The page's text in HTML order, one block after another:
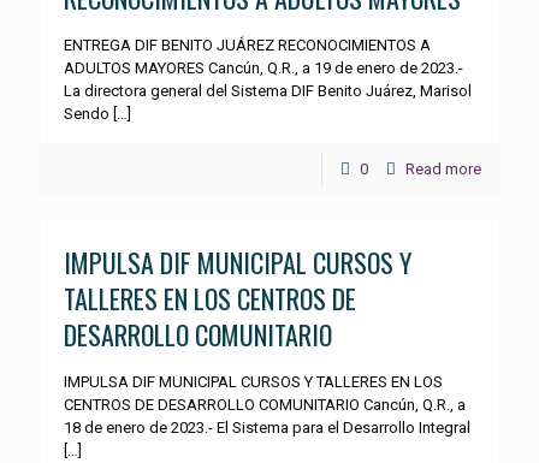
ENTREGA DIF BENITO JUÁREZ RECONOCIMIENTOS A
ADULTOS MAYORES Cancún, Q.R., a 19 de enero de 2023.-
La directora general del Sistema DIF Benito Juárez, Marisol
Sendo […]
0 Read more
IMPULSA DIF MUNICIPAL CURSOS Y
TALLERES EN LOS CENTROS DE
DESARROLLO COMUNITARIO
IMPULSA DIF MUNICIPAL CURSOS Y TALLERES EN LOS
CENTROS DE DESARROLLO COMUNITARIO Cancún, Q.R., a
18 de enero de 2023.- El Sistema para el Desarrollo Integral
[…]